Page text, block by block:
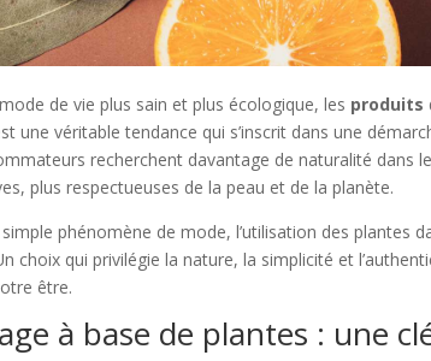
mode de vie plus sain et plus écologique, les produits
une véritable tendance qui s’inscrit dans une
recherchent davantage de naturalité dans
plus respectueuses de la peau et de la planète.
phénomène de mode, l’utilisation des plantes
choix qui privilégie la nature, la simplicité et
être.
à base de plantes : une